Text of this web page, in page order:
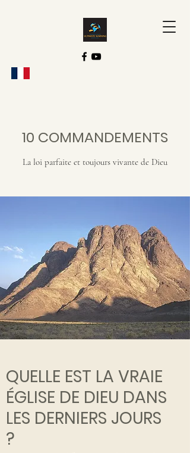
10 COMMANDEMENTS
La loi parfaite et toujours vivante de Dieu
QUELLE EST LA VRAIE
ÉGLISE DE DIEU DANS
LES DERNIERS JOURS
?